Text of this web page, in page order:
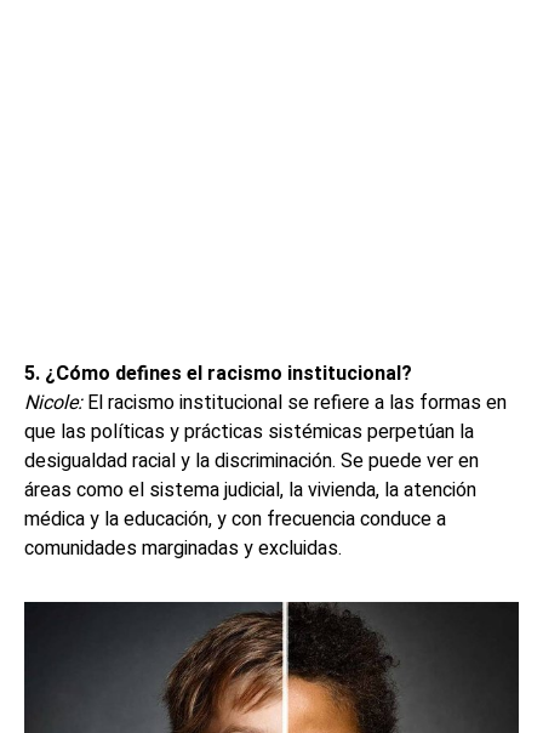
5. ¿Cómo defines el racismo institucional?
Nicole:El racismo institucional se refiere a las formas en
que las políticas y prácticas sistémicas perpetúan la
desigualdad racial y la discriminación. Se puede ver en
áreas como el sistema judicial, la vivienda, la atención
médica y la educación, y con frecuencia conduce a
comunidades marginadas y excluidas.